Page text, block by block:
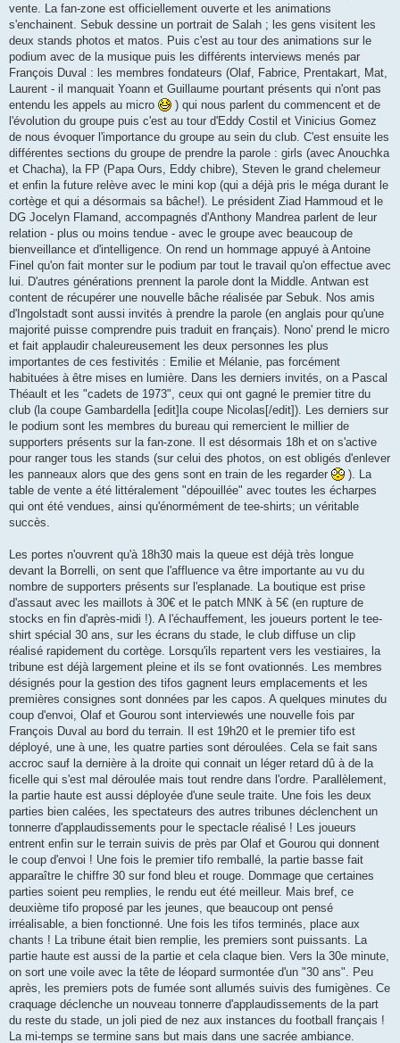
vente. La fan-zone est officiellement ouverte et les animations
s'enchainent. Sebuk dessine un portrait de Salah ; les gens visitent les
deux stands photos et matos. Puis c'est au tour des animations sur le
podium avec de la musique puis les différents interviews menés par
François Duval : les membres fondateurs (Olaf, Fabrice, Prentakart, Mat,
Laurent - il manquait Yoann et Guillaume pourtant présents qui n'ont pas
entendu les appels au micro
) qui nous parlent du commencent et de
l'évolution du groupe puis c'est au tour d'Eddy Costil et Vinicius Gomez
de nous évoquer l'importance du groupe au sein du club. C'est ensuite les
différentes sections du groupe de prendre la parole : girls (avec Anouchka
et Chacha), la FP (Papa Ours, Eddy chibre), Steven le grand chelemeur
et enfin la future relève avec le mini kop (qui a déjà pris le méga durant le
cortège et qui a désormais sa bâche!). Le président Ziad Hammoud et le
DG Jocelyn Flamand, accompagnés d'Anthony Mandrea parlent de leur
relation - plus ou moins tendue - avec le groupe avec beaucoup de
bienveillance et d'intelligence. On rend un hommage appuyé à Antoine
Finel qu'on fait monter sur le podium par tout le travail qu'on effectue avec
lui. D'autres générations prennent la parole dont la Middle. Antwan est
content de récupérer une nouvelle bâche réalisée par Sebuk. Nos amis
d'Ingolstadt sont aussi invités à prendre la parole (en anglais pour qu'une
majorité puisse comprendre puis traduit en français). Nono' prend le micro
et fait applaudir chaleureusement les deux personnes les plus
importantes de ces festivités : Emilie et Mélanie, pas forcément
habituées à être mises en lumière. Dans les derniers invités, on a Pascal
Théault et les "cadets de 1973", ceux qui ont gagné le premier titre du
club (la coupe Gambardella [edit]la coupe Nicolas[/edit]). Les derniers sur
le podium sont les membres du bureau qui remercient le millier de
supporters présents sur la fan-zone. Il est désormais 18h et on s'active
pour ranger tous les stands (sur celui des photos, on est obligés d'enlever
les panneaux alors que des gens sont en train de les regarder
). La
table de vente a été littéralement "dépouillée" avec toutes les écharpes
qui ont été vendues, ainsi qu'énormément de tee-shirts; un véritable
succès.
Les portes n'ouvrent qu'à 18h30 mais la queue est déjà très longue
devant la Borrelli, on sent que l'affluence va être importante au vu du
nombre de supporters présents sur l'esplanade. La boutique est prise
d'assaut avec les maillots à 30€ et le patch MNK à 5€ (en rupture de
stocks en fin d'après-midi !). A l'échauffement, les joueurs portent le tee-
shirt spécial 30 ans, sur les écrans du stade, le club diffuse un clip
réalisé rapidement du cortège. Lorsqu'ils repartent vers les vestiaires, la
tribune est déjà largement pleine et ils se font ovationnés. Les membres
désignés pour la gestion des tifos gagnent leurs emplacements et les
premières consignes sont données par les capos. A quelques minutes du
coup d'envoi, Olaf et Gourou sont interviewés une nouvelle fois par
François Duval au bord du terrain. Il est 19h20 et le premier tifo est
déployé, une à une, les quatre parties sont déroulées. Cela se fait sans
accroc sauf la dernière à la droite qui connait un léger retard dû à de la
ficelle qui s'est mal déroulée mais tout rendre dans l'ordre. Parallèlement,
la partie haute est aussi déployée d'une seule traite. Une fois les deux
parties bien calées, les spectateurs des autres tribunes déclenchent un
tonnerre d'applaudissements pour le spectacle réalisé ! Les joueurs
entrent enfin sur le terrain suivis de près par Olaf et Gourou qui donnent
le coup d'envoi ! Une fois le premier tifo remballé, la partie basse fait
apparaître le chiffre 30 sur fond bleu et rouge. Dommage que certaines
parties soient peu remplies, le rendu eut été meilleur. Mais bref, ce
deuxième tifo proposé par les jeunes, que beaucoup ont pensé
irréalisable, a bien fonctionné. Une fois les tifos terminés, place aux
chants ! La tribune était bien remplie, les premiers sont puissants. La
partie haute est aussi de la partie et cela claque bien. Vers la 30e minute,
on sort une voile avec la tête de léopard surmontée d'un "30 ans". Peu
après, les premiers pots de fumée sont allumés suivis des fumigènes. Ce
craquage déclenche un nouveau tonnerre d'applaudissements de la part
du reste du stade, un joli pied de nez aux instances du football français !
La mi-temps se termine sans but mais dans une sacrée ambiance.